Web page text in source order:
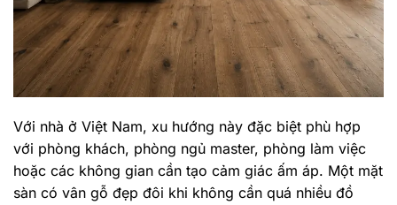
Với nhà ở Việt Nam, xu hướng này đặc biệt phù hợp
với phòng khách, phòng ngủ master, phòng làm việc
hoặc các không gian cần tạo cảm giác ấm áp. Một mặt
sàn có vân gỗ đẹp đôi khi không cần quá nhiều đồ